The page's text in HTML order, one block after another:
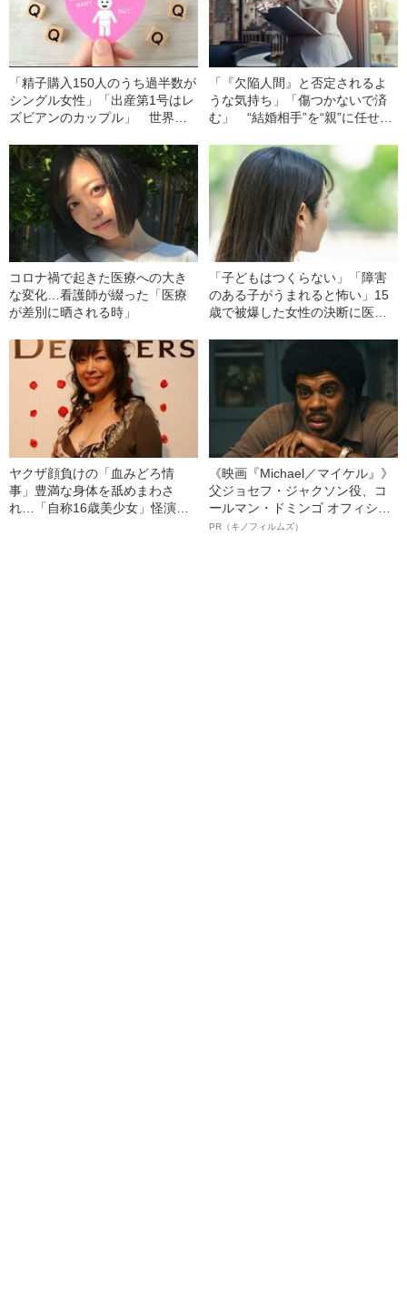
「精子購入150人のうち過半数が
シングル女性」「出産第1号はレ
ズビアンのカップル」 世界最
設から2年の‟リアル”
「『欠陥人間』と否定されるよ
うな気持ち」「傷つかないで済
む」 “結婚相手”を“親”に任せる
コロナ禍で起きた医療への大き
な変化…看護師が綴った「医療
が差別に晒される時」
「子どもはつくらない」「障害
のある子がうまれると怖い」15
歳で被爆した女性の決断に医者
者からの衝撃的な一言”
ヤクザ顔負けの「血みどろ情
事」豊満な身体を舐めまわさ
れ…「自称16歳美少女」怪演
《映画『Michael／マイケル』》
父ジョセフ・ジャクソン役、コ
ールマン・ドミンゴ オフィシャ
ルインタビュー“観客を魅了した
PR（キノフィルムズ）